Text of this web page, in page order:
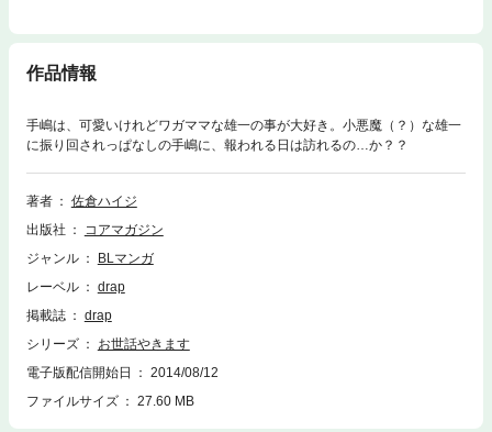
作品情報
手嶋は、可愛いけれどワガママな雄一の事が大好き。小悪魔（？）な雄一
に振り回されっぱなしの手嶋に、報われる日は訪れるの…か？？
著者
佐倉ハイジ
出版社
コアマガジン
ジャンル
BLマンガ
レーベル
drap
掲載誌
drap
シリーズ
お世話やきます
電子版配信開始日
2014/08/12
ファイルサイズ
27.60 MB